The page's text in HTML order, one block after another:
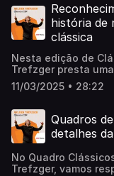
“Cavalleria
conversa completa!
história de
clássica
Nesta edição de
Trefzger presta
recebe a Maestra
trajetória. No
primeira mulher a
prestigioso
completa!
11/03/2025 • 28:22
Quadros
detalhes
No Quadro
Trefzger, vamos